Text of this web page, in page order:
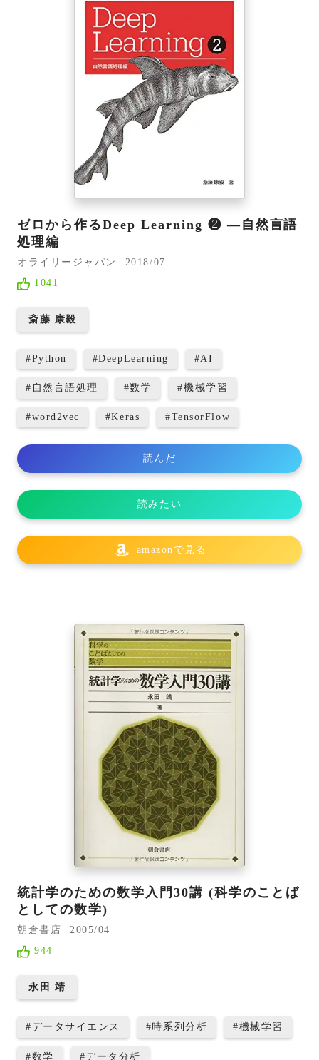
ゼロから作るDeep Learning ❷ ―自然言語
処理編
オライリージャパン
2018/07
1041
斎藤 康毅
#Python #DeepLearning #AI
# 自然言語処理 #数学 #機械学習
#word2vec #Keras #TensorFlow
読んだ
読みたい
amazonで見る
統計学のための数学入門30講 (科学のことば
としての数学)
朝倉書店
2005/04
944
永田 靖
#データサイエンス #時系列分析 #機械学習
#数学 #データ分析